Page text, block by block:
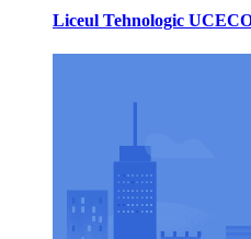
Liceul Tehnologic